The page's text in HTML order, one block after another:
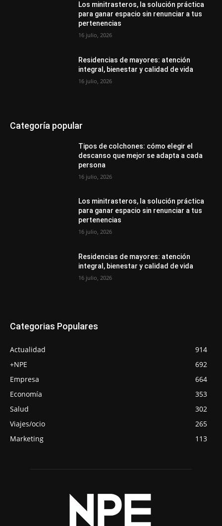
Los minitrasteros, la solución práctica
para ganar espacio sin renunciar a tus
pertenencias
16 julio, 2026
Residencias de mayores: atención
integral, bienestar y calidad de vida
16 julio, 2026
Categoría popular
Tipos de colchones: cómo elegir el
descanso que mejor se adapta a cada
persona
16 julio, 2026
Los minitrasteros, la solución práctica
para ganar espacio sin renunciar a tus
pertenencias
16 julio, 2026
Residencias de mayores: atención
integral, bienestar y calidad de vida
16 julio, 2026
Categorias Populares
Actualidad
914
+NPE
692
Empresa
664
Economía
353
Salud
302
Viajes/ocio
265
Marketing
113